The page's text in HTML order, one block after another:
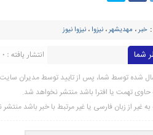
خبر، مهدیشهر،نیزوا ،نیزوا نیوز
شما انتشار یافته : ۰
شده توسط شما، پس از تایید توسط مدیران
حاوی تهمت یا افترا باشد منتشر نخواهد شد.
غیر از زبان فارسی یا غیر مرتبط با خبر باشد